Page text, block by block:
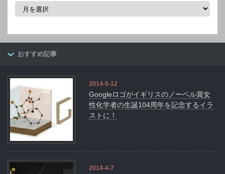
ア
ブ
おすすめ記事
2014-5-12
Googleロゴがイギリスのノーベル賞女
性化学者の生誕104周年を記念するイラ
ストに！
2014-4-7